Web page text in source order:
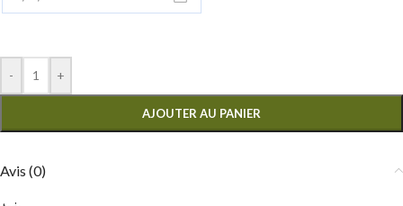
- +
AJOUTER AU PANIER
Avis (0)